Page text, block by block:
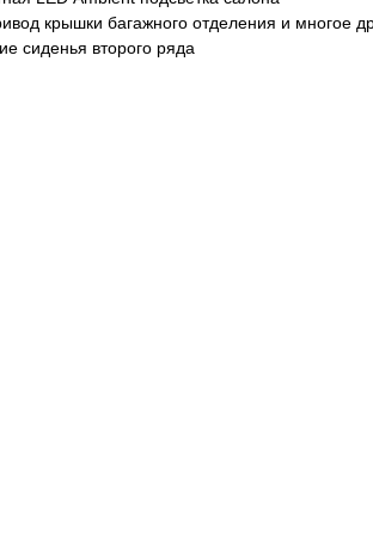
крышки багажного отделения и многое
сиденья второго ряда